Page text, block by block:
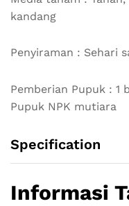
kandang
Penyiraman : Sehari
Pemberian Pupuk : 1
Pupuk NPK mutiara
Specification
Informasi